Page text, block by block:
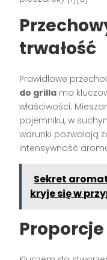
trwałość
Prawidłowe
do grilla ma
właściwości.
pojemniku, w
warunki pozwalają
intensywność
Sekret
kryje się w